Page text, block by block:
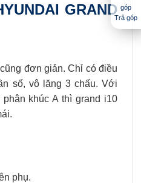
GRAND
đơn giản. Chỉ có điều
số, vô lăng 3 chấu. Với
khúc A thì grand i10
phụ.
Trả góp